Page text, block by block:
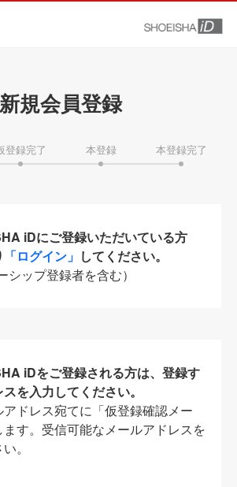
新規会員登録
登録完了 本登録 本登録完了
iDにご登録いただいている方
「ログイン」 してください。
シップ登録者を含む）
iDをご登録される方は、登録す
を入力してください。
ドレス宛てに「仮登録確認メー
す。受信可能なメールアドレスを
。